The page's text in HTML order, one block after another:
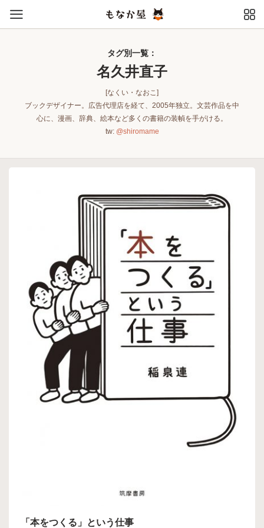
タグ別一覧：
名久井直子
[なくい・なおこ]
ブックデザイナー。広告代理店を経て、2005年独立。文芸作品を中
心に、漫画、辞典、絵本など多くの書籍の装幀を手がける。
tw: @shiromame
「本をつくる」という仕事